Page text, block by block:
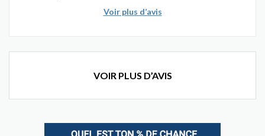
Voir plus d’avis
VOIR PLUS D’AVIS